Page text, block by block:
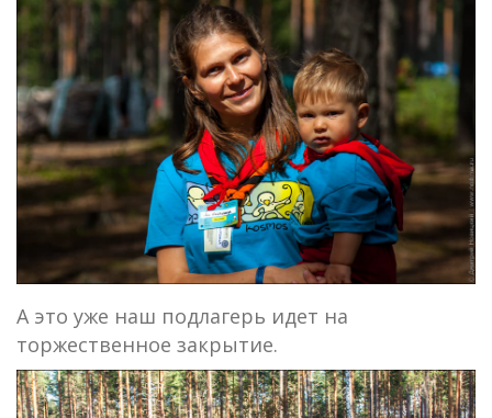
А это уже наш подлагерь идет на
торжественное закрытие.